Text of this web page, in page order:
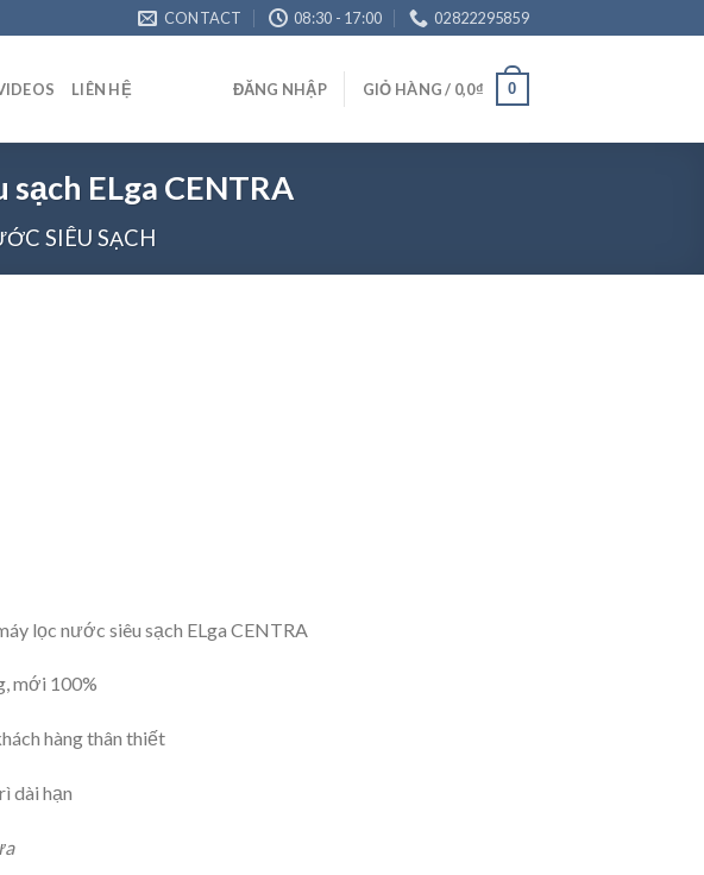
CONTACT 08:30 - 17:00 02822295859
LIÊN HỆ ĐĂNG NHẬP GIỎ HÀNG / 0,0₫ 0
ELga CENTRA
SIÊU SẠCH
lọc nước siêu sạch ELga CENTRA
mới 100%
hàng thân thiết
dài hạn